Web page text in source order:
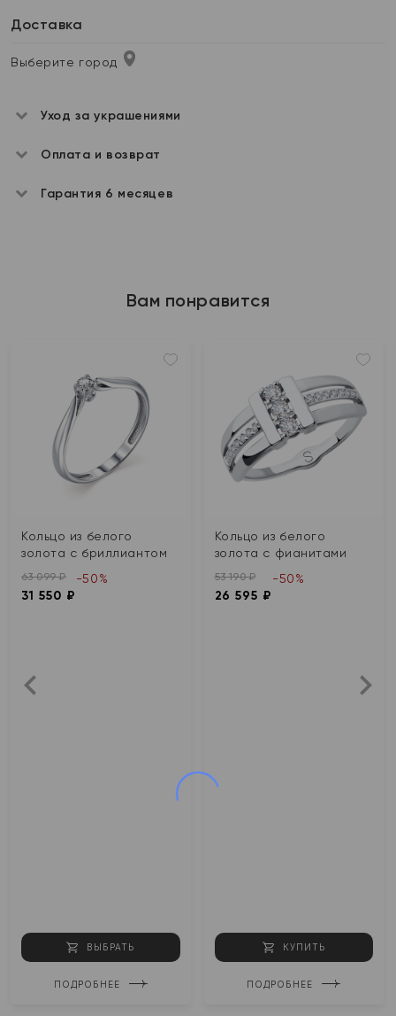
Доставка
Выберите город
Уход за украшениями
Оплата и возврат
Гарантия 6 месяцев
Вам понравится
Кольцо из белого
золота с бриллиантом
63 099 ₽
31 550 ₽
-50%
ВЫБРАТЬ
ПОДРОБНЕЕ
Кольцо из белого
золота с фианитами
53 190 ₽
26 595 ₽
-50%
КУПИТЬ
ПОДРОБНЕЕ